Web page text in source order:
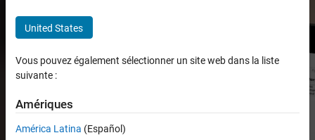
iPhone, votre iPad ou votre équipement
United States
Vous pouvez également sélectionner un site web dans la liste
suivante :
Amériques
América Latina (Español)